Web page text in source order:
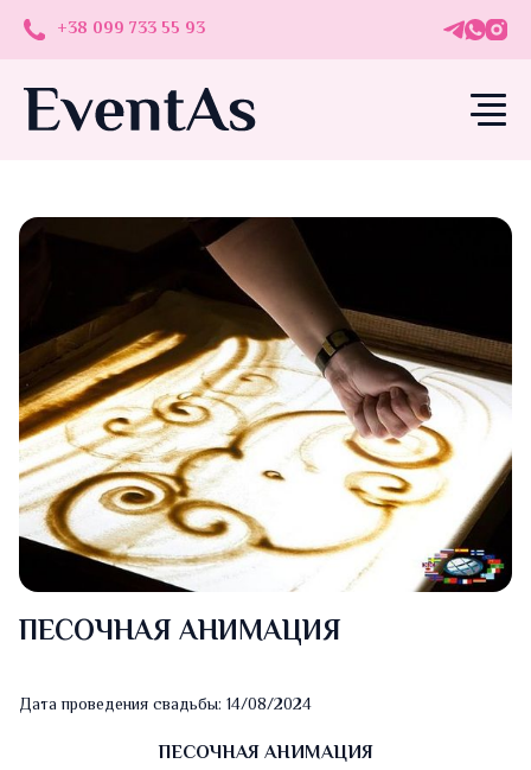
+38 099 733 55 93
ПЕСОЧНАЯ АНИМАЦИЯ
Дата проведения свадьбы: 14/08/2024
ПЕСОЧНАЯ АНИМАЦИЯ